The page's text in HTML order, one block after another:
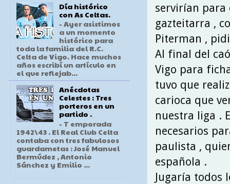
servirían para
gazteitarra ,
Piterman ,
Al final del
Vigo para
tuvo que
carioca que
nuestra liga .
necesarios
paulista ,
española .
Jugaría todos
Día histórico
con As Celtas.
- Ayer asistimos
a un momento
histórico para
toda la familia del R.C.
Celta de Vigo. Hace muchos
años escribí un artículo en
el que reflejab...
Anécdotas
Celestes : Tres
porteros en un
partido .
- T emporada
1942\43 . El Real Club Celta
contaba con tres fabulosos
guardametas : José Manuel
Bermúdez , Antonio
Sánchez y Emilio ...